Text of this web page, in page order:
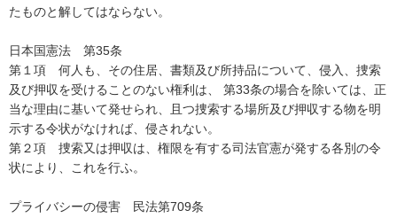
たものと解してはならない。
日本国憲法　第35条
第１項　何人も、その住居、書類及び所持品について、侵入、捜索
及び押収を受けることのない権利は、 第33条の場合を除いては、正
当な理由に基いて発せられ、且つ捜索する場所及び押収する物を明
示する令状がなければ、侵されない。
第２項　捜索又は押収は、権限を有する司法官憲が発する各別の令
状により、これを行ふ。
プライバシーの侵害　民法第709条